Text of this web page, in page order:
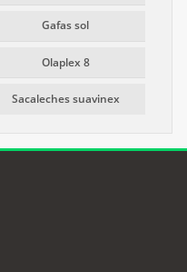
Gafas sol
Olaplex 8
Sacaleches suavinex